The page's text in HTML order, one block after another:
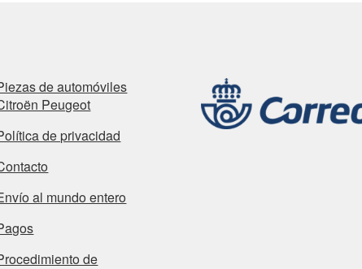
de automóviles
Peugeot
de privacidad
al mundo entero
de